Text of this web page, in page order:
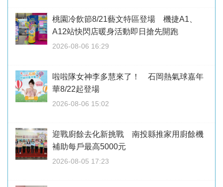
桃園冷飲節8/21藝文特區登場 機捷A1、
A12站快閃店暖身活動即日搶先開跑
2026-08-06 16:29
啦啦隊女神李多慧來了！ 石岡熱氣球嘉年
華8/22起登場
2026-08-06 15:02
迎戰廚餘去化新挑戰 南投縣推家用廚餘機
補助每戶最高5000元
2026-08-05 17:23